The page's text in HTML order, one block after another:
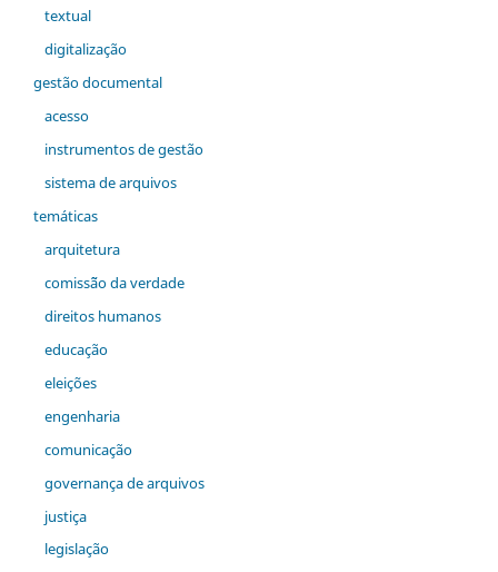
textual
digitalização
gestão documental
acesso
instrumentos de gestão
sistema de arquivos
temáticas
arquitetura
comiss˜ão da verdade
direitos humanos
educação
eleições
engenharia
comunicação
governança de arquivos
justiça
legislação